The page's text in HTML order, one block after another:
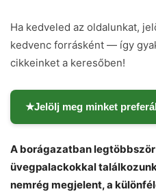
Ha kedveled az oldalunkat,
kedvenc forrásként — így
cikkeinket a keresőben!
★Jelölj meg minket
A borágazatban
üvegpalackokkal
nemrég megjelent, a